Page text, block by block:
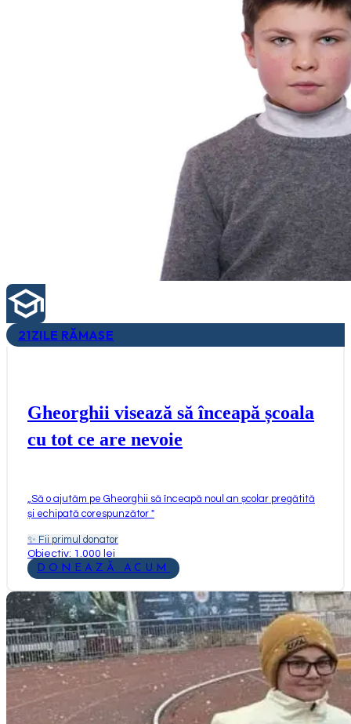
21ZILE RĂMASE
Gheorghii visează să înceapă școala
cu tot ce are nevoie
Să o ajutăm pe Gheorghii să înceapă noul an școlar pregătită
și echipată corespunzător "
✨ Fii primul donator
Obiectiv: 1.000 lei
DONEAZĂ ACUM